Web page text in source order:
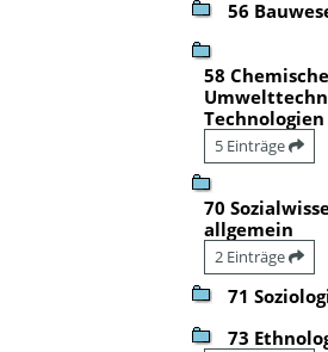
56
58
Technologien
5 Einträge
70
allgemein
2 Einträge
71
73